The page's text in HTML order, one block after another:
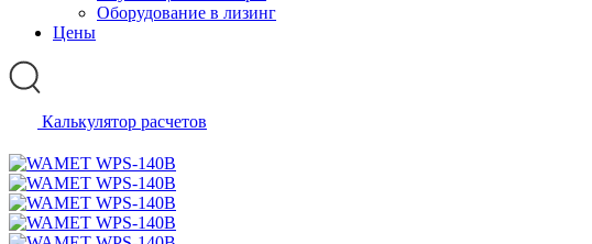
Оборудование в лизинг
Цены
Калькулятор расчетов